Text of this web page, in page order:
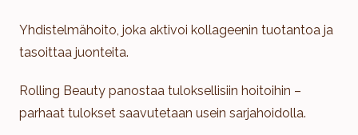
Yhdistelmähoito, joka aktivoi kollageenin tuotantoa ja
tasoittaa juonteita.
Rolling Beauty panostaa tuloksellisiin hoitoihin –
parhaat tulokset saavutetaan usein sarjahoidolla.